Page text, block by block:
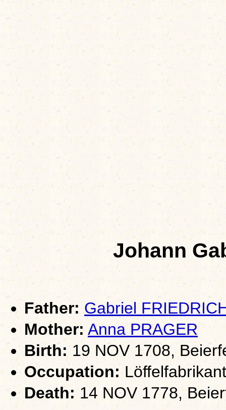
Johann
Father: Gabriel
Mother: Anna PRAGER
Birth:19 NOV 1708,
Occupation:Löffelfabrikant
Death: 14 NOV 1778,